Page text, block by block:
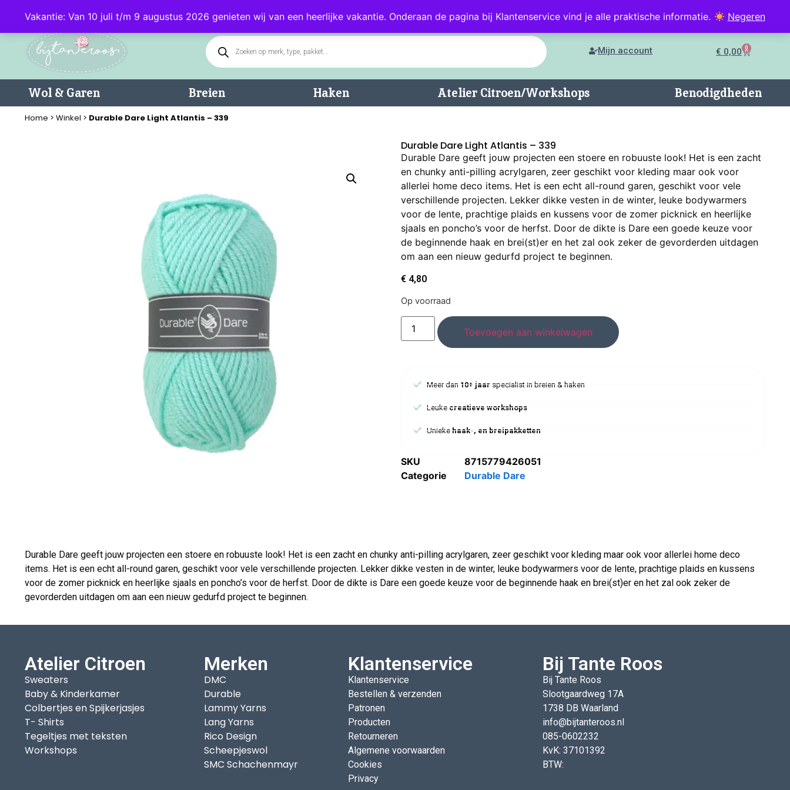
Vakantie: Van 10 juli t/m 9 augustus 2026 genieten wij van een heerlijke vakantie. Onderaan de pagina bij Klantenservice vind je alle praktische informatie. Negeren
Blog Klantenservice
Mijn account € 0,00 0
Wol & Garen Breien Haken Atelier Citroen/Workshops Benodigdheden
Home > Winkel > Durable Dare Light Atlantis – 339
Durable Dare Light Atlantis – 339
Durable Dare geeft jouw projecten een stoere en robuuste look! Het is een zacht
en chunky anti-pilling acrylgaren, zeer geschikt voor kleding maar ook voor
allerlei home deco items. Het is een echt all-round garen, geschikt voor vele
verschillende projecten. Lekker dikke vesten in de winter, leuke bodywarmers
voor de lente, prachtige plaids en kussens voor de zomer picknick en heerlijke
sjaals en poncho’s voor de herfst. Door de dikte is Dare een goede keuze voor
de beginnende haak en brei(st)er en het zal ook zeker de gevorderden uitdagen
om aan een nieuw gedurfd project te beginnen.
€ 4,80
Op voorraad
Toevoegen aan winkelwagen
Meer dan 10+ jaar specialist in breien & haken
Leuke creatieve workshops
Uniekehaak-, en breipakketten
SKU
8715779426051
Categorie
Durable Dare
Durable Dare geeft jouw projecten een stoere en robuuste look! Het is een zacht en chunky anti-pilling acrylgaren, zeer geschikt voor kleding maar ook voor allerlei home deco
items. Het is een echt all-round garen, geschikt voor vele verschillende projecten. Lekker dikke vesten in de winter, leuke bodywarmers voor de lente, prachtige plaids en kussens
voor de zomer picknick en heerlijke sjaals en poncho’s voor de herfst. Door de dikte is Dare een goede keuze voor de beginnende haak en brei(st)er en het zal ook zeker de
gevorderden uitdagen om aan een nieuw gedurfd project te beginnen.
Atelier Citroen
Sweaters
Baby & Kinderkamer
Colbertjes en Spijkerjasjes
T- Shirts
Tegeltjes met teksten
Workshops
Merken
DMC
Durable
Lammy Yarns
Lang Yarns
Rico Design
Scheepjeswol
SMC Schachenmayr
Klantenservice
Klantenservice
Bestellen & verzenden
Patronen
Producten
Retourneren
Algemene voorwaarden
Cookies
Privacy
Bij Tante Roos
Bij Tante Roos
Slootgaardweg 17A
1738 DB Waarland
info@bijtanteroos.nl
085-0602232
KvK: 37101392
BTW: